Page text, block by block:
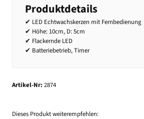
Produktdetails
✔ LED Echtwachskerzen mit Fernbedienung
✔ Höhe: 10cm, D: 5cm
✔ Flackernde LED
✔ Batteriebetrieb, Timer
Artikel-Nr: 2874
Dieses Produkt weiterempfehlen: